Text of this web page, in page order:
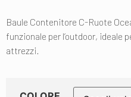
Baule Contenitore C-Ruote
funzionale per l’outdoor, ideale
attrezzi.